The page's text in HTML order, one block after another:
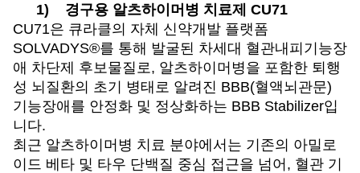
1)
경구용 알츠하이머병 치료제 CU71
CU71은 큐라클의 자체 신약개발 플랫폼
SOLVADYS®를 통해 발굴된 차세대 혈관내피기능장
애 차단제 후보물질로, 알츠하이머병을 포함한 퇴행
성 뇌질환의 초기 병태로 알려진 BBB(혈액뇌관문)
기능장애를 안정화 및 정상화하는 BBB Stabilizer입
니다.
최근 알츠하이머병 치료 분야에서는 기존의 아밀로
이드 베타 및 타우 단백질 중심 접근을 넘어, 혈관 기